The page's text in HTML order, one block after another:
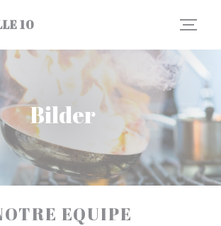
10
Bilder
EQUIPE